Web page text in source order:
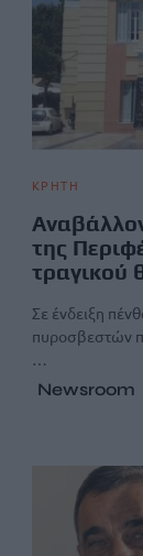
ΚΡΗΤΗ
της
τραγικού
Σε ένδειξη
πυροσβεστών
…
Newsroom